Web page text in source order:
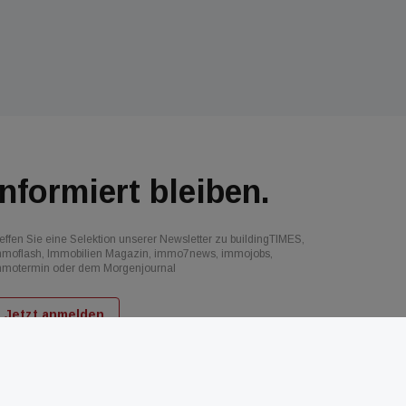
bleiben.
Sie eine Selektion unserer Newsletter zu buildingTIMES,
Immobilien Magazin, immo7news, immojobs,
oder dem Morgenjournal
Jetzt anmelden